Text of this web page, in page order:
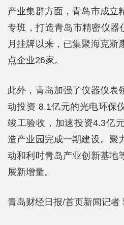
产业集群方面，青岛市成立
专班，打造青岛市精密仪器
月挂牌以来，已集聚海克斯
点企业26家。
此外，青岛加强了仪器仪表
动投资 8.1亿元的光电环保
竣工验收，加速投资4.3亿
造产业园完成一期建设。聚
动和利时青岛产业创新基地
展新增量。
青岛财经日报/首页新闻记者